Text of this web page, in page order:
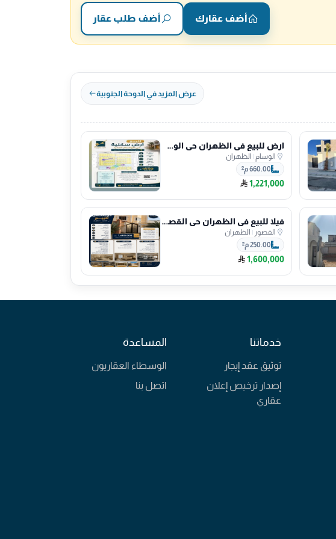
أضف عقارك أضف طلب عقار
عرض المزيد في الدوحة الجنوبية
ارض للبيع في الظهران حي الوسام
الوسام | الظهران
660.00 م²
1,221,000
فيلا للبيع في الظهران حي القصور
القصور | الظهران
250.00 م²
1,600,000
خدماتنا
توثيق عقد إيجار
إصدار ترخيص إعلان
عقاري
المساعدة
الوسطاء العقاريون
اتصل بنا